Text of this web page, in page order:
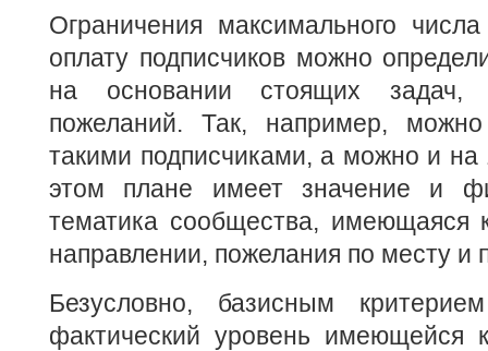
Ограничения максимального
оплату подписчиков можно
на основании стоящих
пожеланий. Так, например, можно
такими подписчиками, а можно и на
этом плане имеет значение и
тематика сообщества, имеющаяся
направлении, пожелания по месту и
Безусловно, базисным
фактический уровень имеющейся